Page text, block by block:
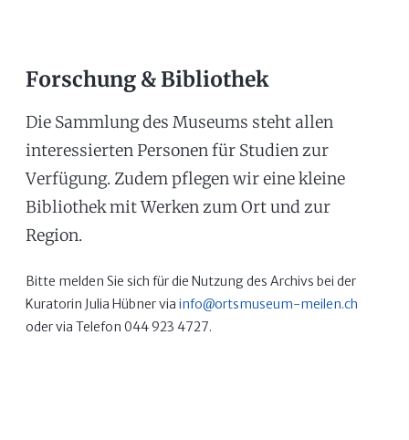
Forschung & Bibliothek
Die Sammlung des Museums steht allen
interessierten Personen für Studien zur
Verfügung. Zudem pflegen wir eine kleine
Bibliothek mit Werken zum Ort und zur
Region.
Bitte melden Sie sich für die Nutzung des Archivs bei der
Kuratorin Julia Hübner via info@ortsmuseum-meilen.ch
oder via Telefon 044 923 4727.